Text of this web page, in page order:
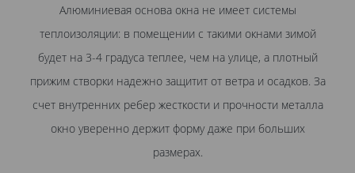
Алюминиевая основа окна не имеет системы
теплоизоляции: в помещении с такими окнами зимой
будет на 3-4 градуса теплее, чем на улице, а плотный
прижим створки надежно защитит от ветра и осадков. За
счет внутренних ребер жесткости и прочности металла
окно уверенно держит форму даже при больших
размерах.